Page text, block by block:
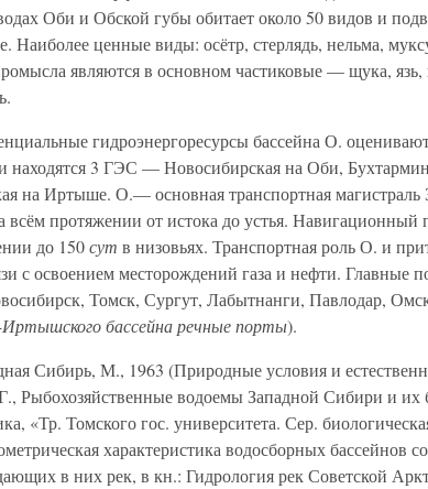
Оби и Обской губы обитает около 50 видов и
Наиболее ценные виды: осётр, стерлядь, нельма,
являются в основном частиковые — щука, язь,
гидроэнергоресурсы бассейна О.
находятся 3 ГЭС — Новосибирская на Оби,
на Иртыше. О.— основная транспортная
всём протяжении от истока до устья. Навигационный
до 150сут в низовьях. Транспортная роль О. и
с освоением месторождений газа и нефти. Главные
Томск, Сургут, Лабытнанги, Павлодар,
бассейна речные порты).
Сибирь, М., 1963 (Природные условия и
Рыбохозяйственные водоемы Западной Сибири и их
«Тр. Томского гос. университета. Сер.
характеристика водосборных бассейнов
в них рек, в кн.: Гидрология рек Советской